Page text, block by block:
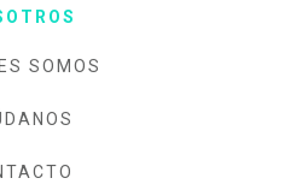
SOMOS